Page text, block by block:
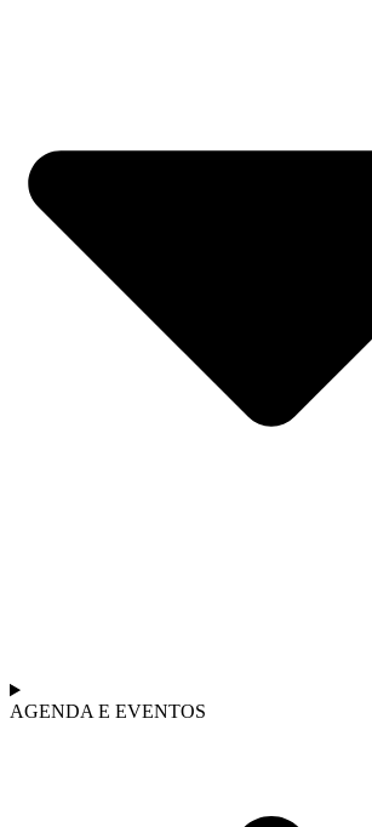
AGENDA E EVENTOS